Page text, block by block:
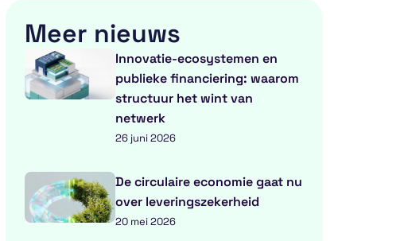
Meer nieuws
Innovatie-ecosystemen en
publieke financiering: waarom
structuur het wint van
netwerk
26 juni 2026
De circulaire economie gaat nu
over leveringszekerheid
20 mei 2026